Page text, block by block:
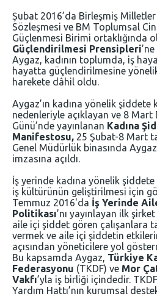
Şubat 2016’da Birleşmiş
Sözleşmesi ve BM Toplumsal
Güçlenmesi Birimi ortaklığında
Güçlendirilmesi Prensipleri
Aygaz, kadının toplumda, iş
hayatta güçlendirilmesine
harekete dâhil oldu.
Aygaz’ın kadına yönelik şiddete
nedenleriyle açıklayan ve 8 Mart
Günü’nde yayınlanan Kadına
Manifestosu, 25 Şubat-8 Mart
Genel Müdürlük binasında
imzasına açıldı.
İş yerinde kadına yönelik
iş kültürünün geliştirilmesi için
Temmuz 2016'da İş Yerinde
Politikası’nı yayınlayan ilk
aile içi şiddet gören çalışanlara
vermek ve aile içi şiddetin
açısından yöneticilere yol
Bu kapsamda Aygaz, Türkiye
Federasyonu (TKDF) ve Mor
Vakfı’yla iş birliği içindedir.
Yardım Hattı’nın kurumsal